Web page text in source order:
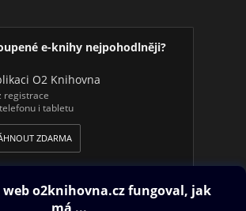
e-knihy nejpohodlněji?
O2 Knihovna
registrace
i tabletu
ZDARMA